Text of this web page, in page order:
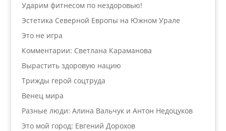
Ударим фитнесом по нездоровью!
Эстетика Северной Европы на Южном Урале
Это не игра
Комментарии: Светлана Караманова
Вырастить здоровую нацию
Трижды герой соцтруда
Венец мира
Разные люди: Алина Вальчук и Антон Недоцуков
Это мой город: Евгений Дорохов